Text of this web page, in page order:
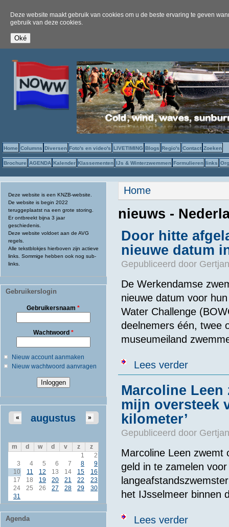
Deze website maakt gebruik van cookies om u de beste ervaring te geven
gebruik van deze cookies.
Home Columns Diversen Foto's en video's LIVETIMING Blogs Regio's Contact Zoeken
Brochure AGENDA Kalender Klassementen IJs & Winterzwemmen Formulieren links
Deze website is een KNZB-website.
De website is begin 2022
teruggeplaatst na een grote storing.
Er ontbreekt bijna 3 jaar
geschiedenis.
Deze website voldoet aan de AVG
regels.
Alle tekstblokjes hierboven zijn actieve
links. Sommige hebben ook nog sub-
links.
Gebruikerslogin
Gebruikersnaam*
Wachtwoord *
Nieuw account aanmaken
Nieuw wachtwoord aanvragen
augustus
« »
m d w d v z
z
1
2
3
4 5 6 7 8
9
10
11 12 13 14 15
16
17
18 19 20 21 22
23
24
25 26 27 28 29
30
31
Agenda
U bent hier
Home
nieuws -
Door hitte
nieuwe datum
Gepubliceerd door
De Werkendamse
nieuwe datum voor
Water Challenge
deelnemers één, twee
museumeiland
Lees verderover Door
Marcoline Leen
mijn oversteek
kilometer’
Gepubliceerd door
Marcoline Leen zwemt
geld in te zamelen
het IJsselmeer binnen
Lees verderover